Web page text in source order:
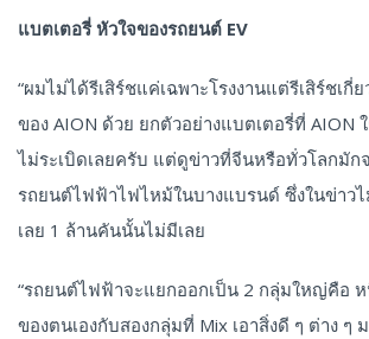
แบตเตอรี่ หัวใจของรถยนต์ EV
“ผมไม่ได้รีเสิร์ชแค่เฉพาะโรงงานแต่รีเสิร์ชเกี่ย
ของ AION ด้วย ยกตัวอย่างแบตเตอรี่ที่ AION
ไม่ระเบิดเลยครับ แต่ดูข่าวที่จีนหรือทั่วโลกมัก
รถยนต์ไฟฟ้าไฟไหม้ในบางแบรนด์ ซึ่งในข่าว
เลย 1 ล้านคันนั้นไม่มีเลย
“รถยนต์ไฟฟ้าจะแยกออกเป็น 2 กลุ่มใหญ่คือ
ของตนเองกับสองกลุ่มที่ Mix เอาสิ่งดี ๆ ต่าง ๆ